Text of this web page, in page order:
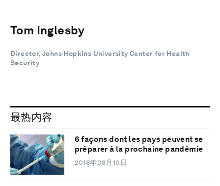
Tom Inglesby
Director, Johns Hopkins University Center for Health
Security
最热内容
6 façons dont les pays peuvent se
préparer à la prochaine pandémie
2018年08月10日